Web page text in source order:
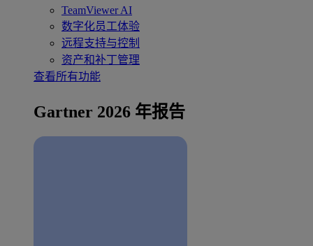
TeamViewer AI
数字化员工体验
远程支持与控制
资产和补丁管理
查看所有功能
Gartner 2026 年报告